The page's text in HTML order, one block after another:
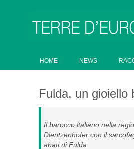
HOME NEWS
Fulda, un gioiello
Il barocco italiano nella
Dientzenhofer con il
abati di Fulda